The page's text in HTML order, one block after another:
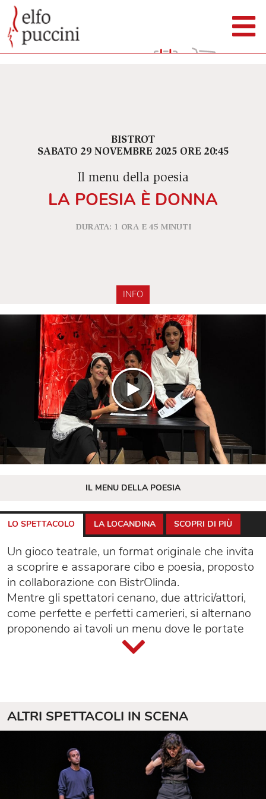
BISTROT
SABATO 29 NOVEMBRE 2025 ORE 20:45
Il menu della poesia
LA POESIA È DONNA
DURATA: 1 ORA E 45 MINUTI
INFO
IL MENU DELLA POESIA
LO SPETTACOLO LA LOCANDINA SCOPRI DI PIÙ
Un gioco teatrale, un format originale che invita
a scoprire e assaporare cibo e poesia, proposto
in collaborazione con BistrOlinda.
Mentre gli spettatori cenano, due attrici/attori,
come perfette e perfetti camerieri, si alternano
proponendo ai tavoli un menu dove le portate
sono poesie. Il pubblico sceglie e i versi vengono
interattivo e un'esperienza dove è il pubblico a
scegliere cosa "gustare", un progetto per
promuovere la poesia come nutrimento
dell'anima.
LA POESIA È DONNA
ALTRI SPETTACOLI IN SCENA